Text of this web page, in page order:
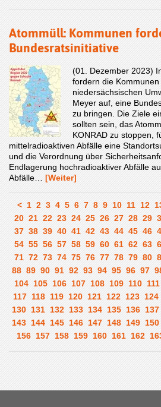
Atommüll: Kommunen
Bundesratsinitiative
(01. Dezember 2023)
fordern die
niedersächsischen
Meyer auf, eine
zu bringen. Die Ziele
sollten sein, das
KONRAD zu stoppen,
mittelradioaktiven Abfälle eine
und die Verordnung über
Endlagerung hochradioaktiver Abfälle
Abfälle… [Weiter]
< 1 2 3 4 5 6 7 8 9 10 11 12
20 21 22 23 24 25 26 27 28 29
37 38 39 40 41 42 43 44 45 46
54 55 56 57 58 59 60 61 62 63
71 72 73 74 75 76 77 78 79 80
88 89 90 91 92 93 94 95 96 97
104 105 106 107 108 109 110 111
117 118 119 120 121 122 123 124
130 131 132 133 134 135 136 137
143 144 145 146 147 148 149 150
156 157 158 159 160 161 162